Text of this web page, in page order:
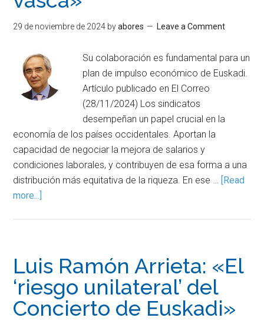
29 de noviembre de 2024 byabores Leave a Comment
Su colaboración es fundamental para un
plan de impulso económico de Euskadi.
Artículo publicado en El Correo
(28/11/2024) Los sindicatos
desempeñan un papel crucial en la
economía de los países occidentales. Aportan la
capacidad de negociar la mejora de salarios y
condiciones laborales, y contribuyen de esa forma a una
distribución más equitativa de la riqueza. En ese … [Read
more...]
Luis Ramón Arrieta: «El
‘riesgo unilateral’ del
Concierto de Euskadi»